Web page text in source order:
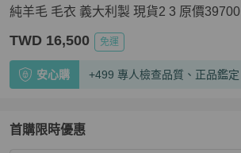
純羊毛 毛衣 義大利製 現貨2 3 原價39700
TWD 16,500 免運
安心購 +499 專人檢查品質、正品鑑定
首購限時優惠